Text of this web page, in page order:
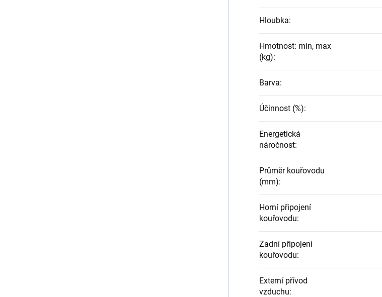
Hloubka:
Hmotnost: min, max
(kg):
Barva:
Účinnost (%):
Energetická
náročnost:
Průměr kouřovodu
(mm):
Horní připojení
kouřovodu:
Zadní připojení
kouřovodu:
Externí přívod
vzduchu: